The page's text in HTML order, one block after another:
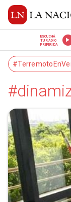
ESCUCHÁ
TU RADIO
PREFERIDA